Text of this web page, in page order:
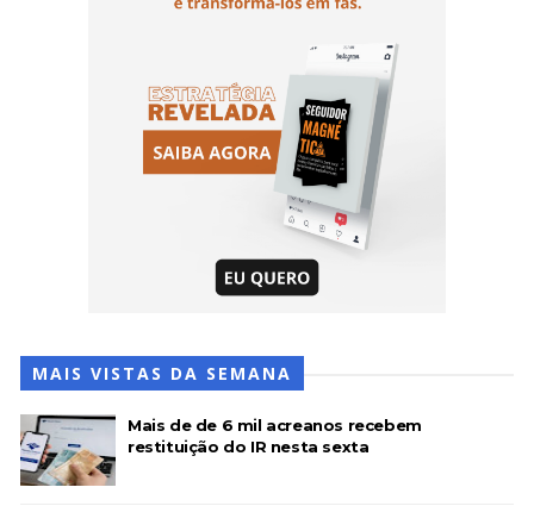
MAIS VISTAS DA SEMANA
Mais de de 6 mil acreanos recebem
restituição do IR nesta sexta